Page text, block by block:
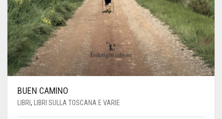
BUEN CAMINO
LIBRI , LIBRI SULLA TOSCANA E VARIE